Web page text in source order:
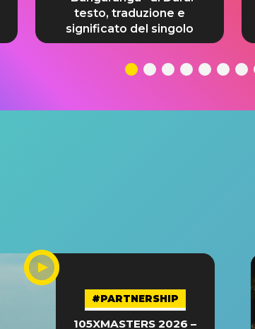
testo, traduzione e
significato del singolo
#PARTNERSHIP
105XMASTERS 2026 –